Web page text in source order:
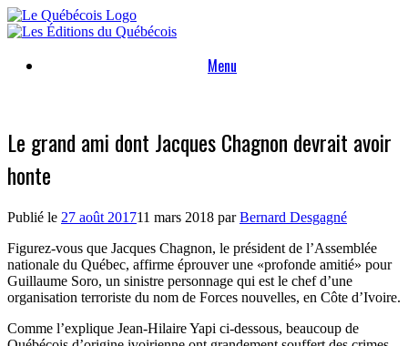
Skip
to
Menu
Le grand ami dont Jacques Chagnon devrait avoir
honte
Publié le 27 août 201711 mars 2018 parBernard Desgagné
Figurez-vous que Jacques Chagnon, le président de l’Assemblée
nationale du Québec, affirme éprouver une «profonde amitié» pour
Guillaume Soro, un sinistre personnage qui est le chef d’une
organisation terroriste du nom de Forces nouvelles, en Côte d’Ivoire.
Comme l’explique Jean-Hilaire Yapi ci-dessous, beaucoup de